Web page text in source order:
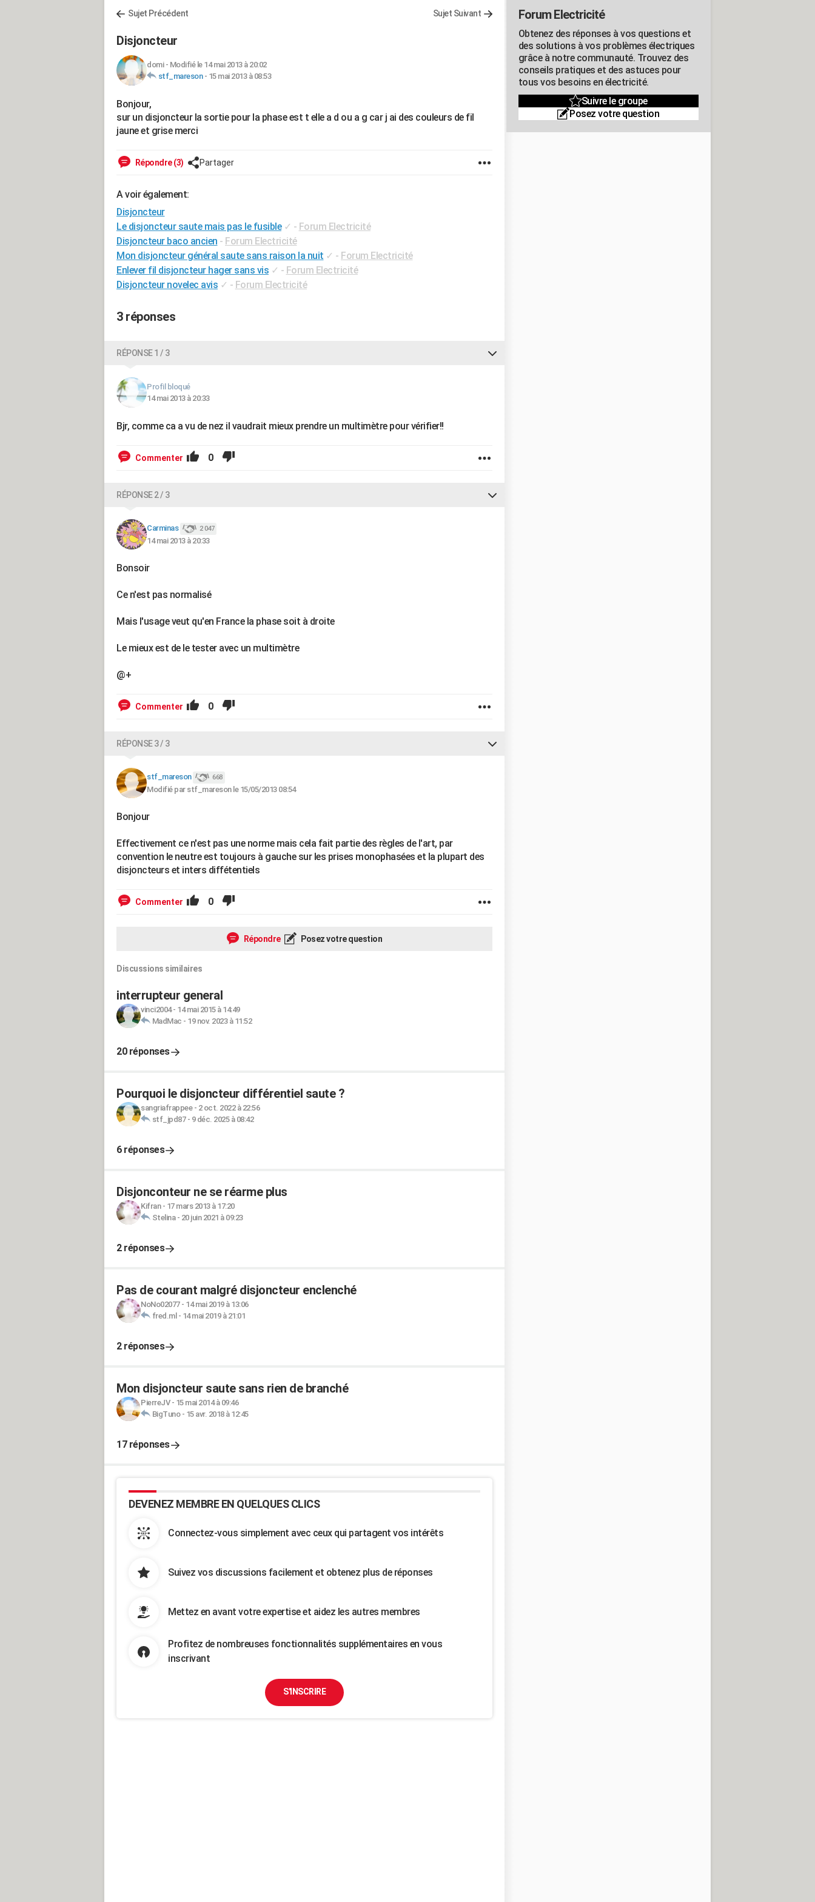
Sujet Précédent Sujet Suivant
Disjoncteur
domi- Modifié le 14 mai 2013 à 20:02
stf_mareson- 15 mai 2013 à 08:53
Bonjour,
sur un disjoncteur la sortie pour la phase est t elle a d ou a g car j ai des couleurs de fil
jaune et grise merci
Répondre (3) Partager
A voir également:
Disjoncteur
Le disjoncteur saute mais pas le fusible ✓ - Forum Electricité
Disjoncteur baco ancien - Forum Electricité
Mon disjoncteur général saute sans raison la nuit ✓ - Forum Electricité
Enlever fil disjoncteur hager sans vis ✓ - Forum Electricité
Disjoncteur novelec avis ✓ - Forum Electricité
3 réponses
RÉPONSE 1 / 3
Profil bloqué
14 mai 2013 à 20:33
Bjr, comme ca a vu de nez il vaudrait mieux prendre un multimètre pour vérifier!!
Commenter 0
RÉPONSE 2 / 3
Carminas 2 047
14 mai 2013 à 20:33
Bonsoir
Ce n'est pas normalisé
Mais l'usage veut qu'en France la phase soit à droite
Le mieux est de le tester avec un multimètre
@+
Commenter 0
RÉPONSE 3 / 3
stf_mareson 668
Modifié par stf_mareson le 15/05/2013 08:54
Bonjour
Effectivement ce n'est pas une norme mais cela fait partie des règles de l'art, par
convention le neutre est toujours à gauche sur les prises monophasées et la plupart des
disjoncteurs et inters diffétentiels
Commenter 0
Répondre Posez votre question
Discussions similaires
interrupteur general
vinci2004- 14 mai 2015 à 14:49
MadMac - 19 nov. 2023 à 11:52
20 réponses
Pourquoi le disjoncteur différentiel saute ?
sangriafrappee- 2 oct. 2022 à 22:56
stf_jpd87- 9 déc. 2025 à 08:42
6 réponses
Disjonconteur ne se réarme plus
Kifran- 17 mars 2013 à 17:20
Stelina- 20 juin 2021 à 09:23
2 réponses
Pas de courant malgré disjoncteur enclenché
NoNo02077- 14 mai 2019 à 13:06
fred.ml - 14 mai 2019 à 21:01
2 réponses
Mon disjoncteur saute sans rien de branché
PierreJV- 15 mai 2014 à 09:46
BigTuno- 15 avr. 2018 à 12:45
17 réponses
DEVENEZ MEMBRE EN QUELQUES CLICS
Connectez-vous simplement avec ceux qui partagent vos intérêts
Suivez vos discussions facilement et obtenez plus de réponses
Mettez en avant votre expertise et aidez les autres membres
Profitez de nombreuses fonctionnalités supplémentaires en vous
inscrivant
S'INSCRIRE
Forum Electricité
Obtenez des réponses à vos questions et
des solutions à vos problèmes électriques
grâce à notre communauté. Trouvez des
conseils pratiques et des astuces pour
tous vos besoins en électricité.
Suivre le groupe
Posez votre question